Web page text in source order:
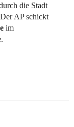
die Stadt
AP schickt
im